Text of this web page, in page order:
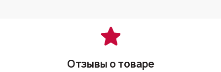
Отзывы о товаре